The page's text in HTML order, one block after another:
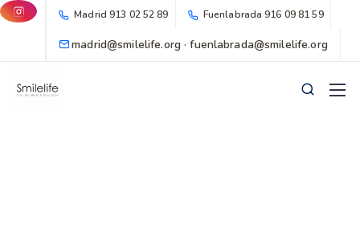
Madrid913 02 52 89 Fuenlabrada916 09 81 59
madrid@smilelife.org · fuenlabrada@smilelife.org